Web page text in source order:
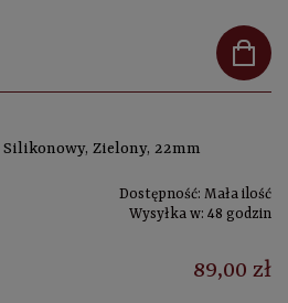
Silikonowy, Zielony, 22mm
Dostępność: Mała ilość
Wysyłka w: 48 godzin
89,00 zł